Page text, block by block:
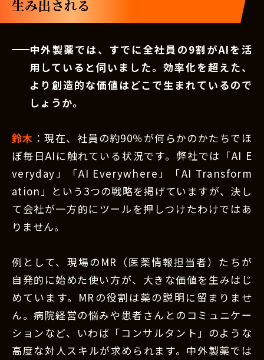
生み出される
中外製薬では、すでに全社員の9割がAIを活
用していると伺いました。効率化を超えた、
より創造的な価値はどこで生まれているので
しょうか。
鈴木 ：現在、社員の約90％が何らかのかたちでほ
ぼ毎日AIに触れている状況です。弊社では「AI E
veryday」「AI Everywhere」「AI Transform
ation」という3つの戦略を掲げていますが、決し
て会社が一方的にツールを押しつけたわけではあ
りません。
例として、現場のMR（医薬情報担当者）たちが
自発的に始めた使い方が、大きな価値を生みはじ
めています。MRの役割は薬の説明に留まりませ
ん。病院経営の悩みや患者さんとのコミュニケー
ションなど、いわば「コンサルタント」のような
高度な対人スキルが求められます。中外製薬では